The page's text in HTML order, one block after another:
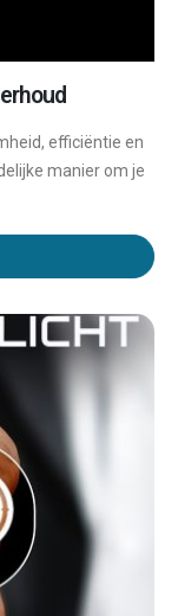
efficiëntie en
manier om je